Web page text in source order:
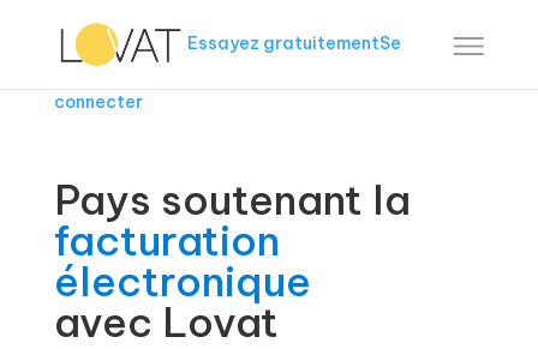
Essayez gratuitementSe
connecter
Pays soutenant la
facturation
électronique
avec Lovat